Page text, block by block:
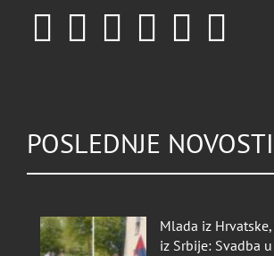
POSLEDNJE NOVOSTI
Mlada iz
iz Srbije: Svadba